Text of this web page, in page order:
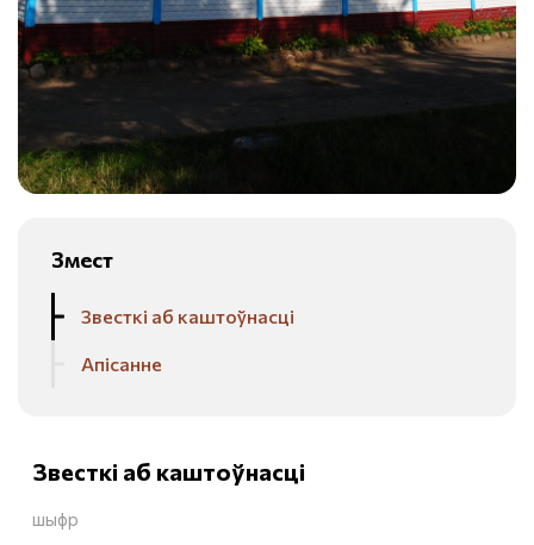
Змест
Звесткі аб каштоўнасці
Апісанне
Звесткі аб каштоўнасці
шыфр